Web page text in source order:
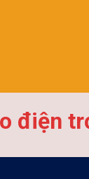
điện